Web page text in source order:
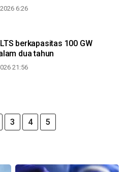
6:26
berkapasitas 100 GW
dua tahun
21:56
3 4 5